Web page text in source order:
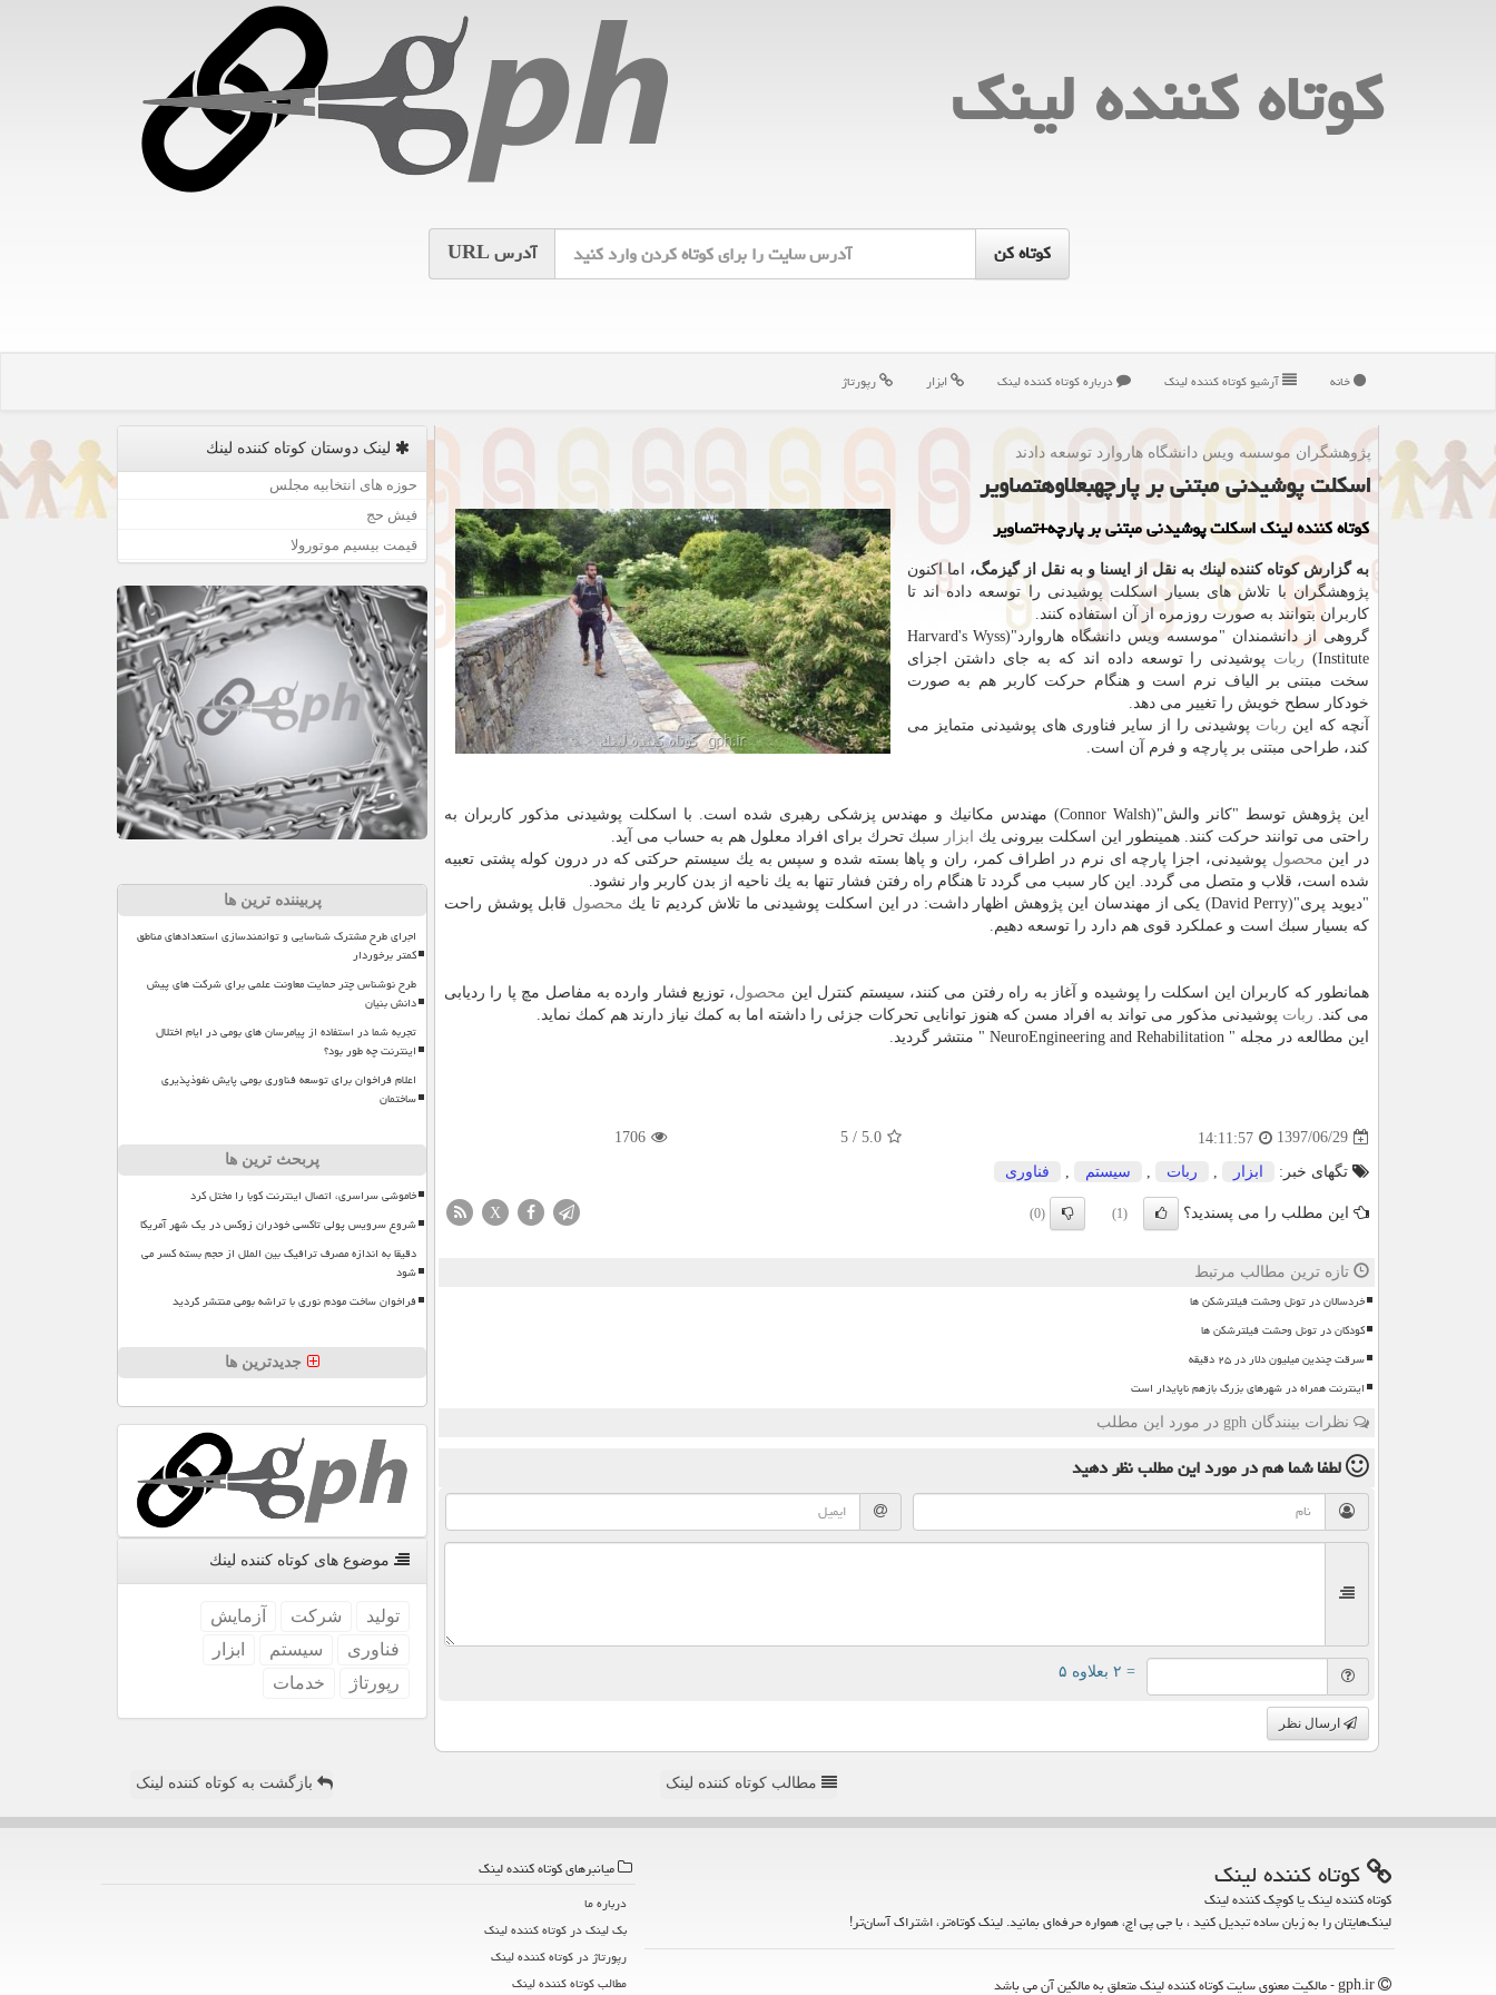
كوتاه كننده لینك
آدرسURL
خانه آرشیو كوتاه كننده لینك درباره كوتاه كننده لینك ابزار رپورتاژ
پژوهشگران موسسه ویس دانشگاه هاروارد توسعه دادند
اسكلت پوشیدنی مبتنی بر پارچهبعلاوهتصاویر
كوتاه كننده لینك اسكلت پوشیدنی مبتنی بر پارچه+تصاویر
به گزارش كوتاه كننده لینك به نقل از ایسنا و به نقل از گیزمگ،
اما اكنون
پژوهشگران با تلاش های بسیار اسكلت پوشیدنی را توسعه داده اند تا
كاربران بتوانند به صورت روزمره از آن استفاده كنند.
گروهی از دانشمندان "موسسه ویس دانشگاه هاروارد"(Harvard's Wyss
Institute)
ربات پوشیدنی را توسعه داده اند كه به جای داشتن اجزای
سخت مبتنی بر الیاف نرم است و هنگام حركت كاربر هم به صورت
خودكار سطح خویش را تغییر می دهد.
آنچه كه این ربات پوشیدنی را از سایر فناوری های پوشیدنی متمایز می
كند، طراحی مبتنی بر پارچه و فرم آن است.
این پژوهش توسط "كانر والش"(Connor Walsh) مهندس مكانیك و مهندس پزشكی رهبری شده است. با اسكلت پوشیدنی مذكور كاربران به
راحتی می توانند حركت كنند. همینطور این اسكلت بیرونی یك
ابزار سبك تحرك برای افراد معلول هم به حساب می آید.
در این محصول پوشیدنی، اجزا پارچه ای نرم در اطراف كمر، ران و پاها بسته شده و سپس به یك سیستم حركتی كه در درون كوله پشتی تعبیه
شده است، قلاب و متصل می گردد. این كار سبب می گردد تا هنگام راه رفتن فشار تنها به یك ناحیه از بدن كاربر وار نشود.
"دیوید پری"(David Perry) یكی از مهندسان این پژوهش اظهار داشت: در این اسكلت پوشیدنی ما تلاش كردیم تا یك
محصول قابل پوشش راحت
كه بسیار سبك است و عملكرد قوی هم دارد را توسعه دهیم.
همانطور كه كاربران این اسكلت را پوشیده و آغاز به راه رفتن می كنند، سیستم كنترل این محصول، توزیع فشار وارده به مفاصل مچ پا را ردیابی
می كند. ربات پوشیدنی مذكور می تواند به افراد مسن كه هنوز توانایی تحركات جزئی را داشته اما به كمك نیاز دارند هم كمك نماید.
این مطالعه در مجله " NeuroEngineering and Rehabilitation " منتشر گردید.
1397/06/29
14:11:57
5.0
/
5
1706
تگهای خبر: ابزار ربات سیستم فناوری
این مطلب را می پسندید؟ (1)
(0)
X
تازه ترین مطالب مرتبط
خردسالان در تونل وحشت فیلترشکن ها
کودکان در تونل وحشت فیلترشکن ها
سرقت چندین میلیون دلار در ۲۵ دقیقه
اینترنت همراه در شهرهای بزرگ بازهم ناپایدار است
نظرات بینندگان gph در مورد این مطلب
لطفا شما همدر مورد این مطلبنظر دهید
= ۲ بعلاوه ۵
ارسال نظر
لینک دوستان كوتاه كننده لینك
حوزه های انتخابیه مجلس
فیش حج
قیمت بیسیم موتورولا
پربیننده ترین ها
اجرای طرح مشترک شناسایی و توانمندسازی استعدادهای مناطق
کمتر برخوردار
طرح نوشناس چتر حمایت معاونت علمی برای شرکت های پیش
دانش بنیان
تجربه شما در استفاده از پیامرسان های بومی در ایام اختلال
اینترنت چه طور بود؟
اعلام فراخوان برای توسعه فناوری بومی پایش نفوذپذیری
ساختمان
پربحث ترین ها
خاموشی سراسری، اتصال اینترنت کوبا را مختل کرد
شروع سرویس پولی تاکسی خودران زوکس در یک شهر آمریکا
دقیقا به اندازه مصرف ترافیک بین الملل از حجم بسته کسر می
شود
فراخوان ساخت مودم نوری با تراشه بومی منتشر گردید
جدیدترین ها
موضوع های كوتاه كننده لینك
تولید شركت
آزمایش
فناوری
سیستم
ابزار
رپورتاژ
خدمات
مطالب کوتاه کننده لینک بازگشت به کوتاه کننده لینک
كوتاه كننده لینك
کوتاه کننده لینک یا کوچک کننده لینک
لینک‌هایتان را به زبان ساده تبدیل کنید ، با جی پی اچ، همواره حرفه‌ای بمانید. لینک کوتاه‌تر، اشتراک آسان‌تر!
میانبرهای كوتاه كننده لینك
درباره ما
بک لینک در كوتاه كننده لینك
رپورتاژ در كوتاه كننده لینك
مطالب كوتاه كننده لینك